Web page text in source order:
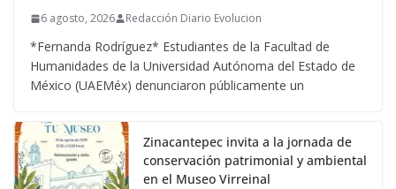
6 agosto, 2026 Redacción Diario Evolucion
*Fernanda Rodríguez* Estudiantes de la Facultad de
Humanidades de la Universidad Autónoma del Estado de
México (UAEMéx) denunciaron públicamente un
Zinacantepec invita a la jornada de
conservación patrimonial y ambiental
en el Museo Virreinal